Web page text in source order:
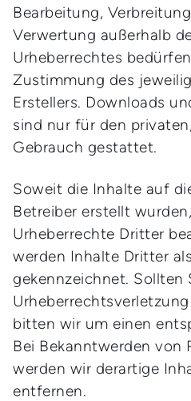
Bearbeitung,
Verwertung außerhalb
Urheberrechtes
Zustimmung des
Erstellers. Downloads
sind nur für den
Gebrauch gestattet.
Soweit die Inhalte auf
Betreiber erstellt
Urheberrechte Dritter
werden Inhalte Dritter
gekennzeichnet.
bitten wir um einen
Bei Bekanntwerden von
werden wir derartige
entfernen.